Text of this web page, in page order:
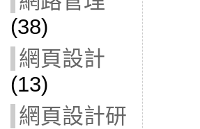
(38)
網頁設計
(13)
網頁設計研